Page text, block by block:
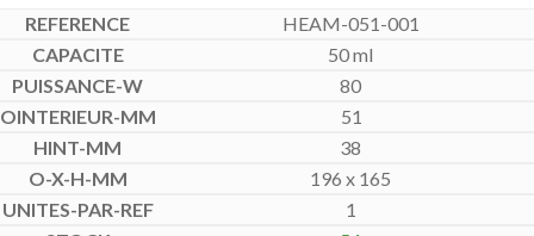
HEAM-051-001
50 ml
80
51
38
196 x 165
1